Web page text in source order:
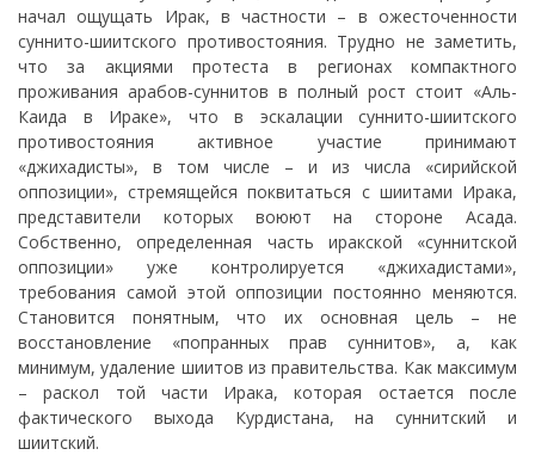
начал ощущать Ирак, в частности – в ожесточенности
суннито-шиитского противостояния. Трудно не заметить,
что за акциями протеста в регионах компактного
проживания арабов-суннитов в полный рост стоит «Аль-
Каида в Ираке», что в эскалации суннито-шиитского
противостояния активное участие принимают
«джихадисты», в том числе – и из числа «сирийской
оппозиции», стремящейся поквитаться с шиитами Ирака,
представители которых воюют на стороне Асада.
Собственно, определенная часть иракской «суннитской
оппозиции» уже контролируется «джихадистами»,
требования самой этой оппозиции постоянно меняются.
Становится понятным, что их основная цель – не
восстановление «попранных прав суннитов», а, как
минимум, удаление шиитов из правительства. Как максимум
– раскол той части Ирака, которая остается после
фактического выхода Курдистана, на суннитский и
шиитский.